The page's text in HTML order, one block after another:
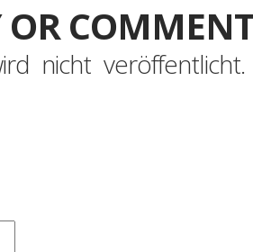
OR
nicht veröffentlicht.